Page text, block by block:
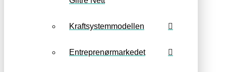
Kraftsystemmodellen
Entreprenørmarkedet